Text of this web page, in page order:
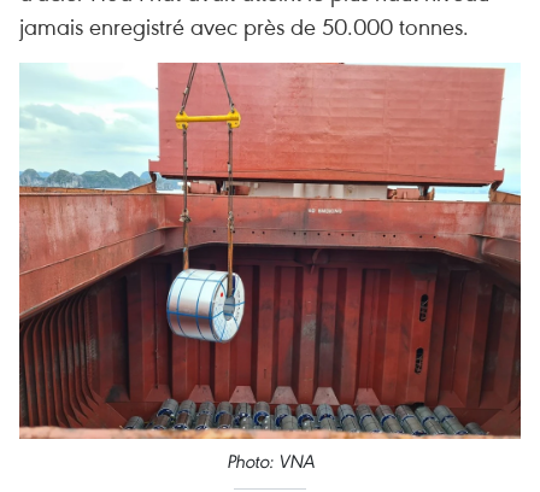
jamais enregistré avec près de 50.000 tonnes.
Photo: VNA